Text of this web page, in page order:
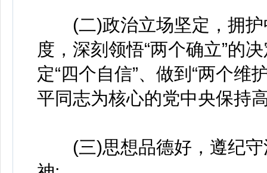
(二)政治立场坚定，拥护
度，深刻领悟“两个确立”的
定“四个自信”、做到“两个维
平同志为核心的党中央保持
(三)思想品德好，遵纪守